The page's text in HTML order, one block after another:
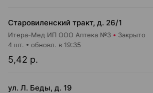
Старовиленский тракт, д. 26/1
Итера-Мед ИП ООО Аптека №3 Закрыто
5,42 р.
4 шт. обновл. в 19:35
ул. Л. Беды, д. 19